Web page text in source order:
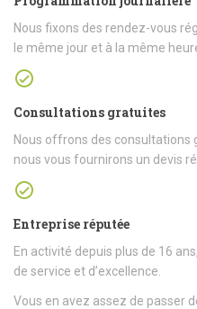
Nous fixons des rendez-vous
le même jour et à la même
Consultations gratuites
Nous offrons des consultations
nous vous fournirons un devis
Entreprise réputée
En activité depuis plus de 16
de service et d’excellence.
Vous en avez assez de passer